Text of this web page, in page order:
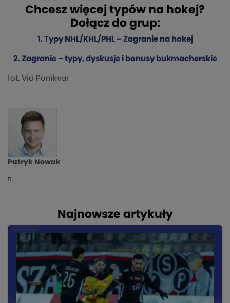
Chcesz więcej typów na hokej?
Dołącz do grup:
1. Typy NHL/KHL/PHL – Zagranie na hokej
2. Zagranie – typy, dyskusje i bonusy bukmacherskie
fot. Vid Ponikvar
Patryk Nowak
Najnowsze artykuły